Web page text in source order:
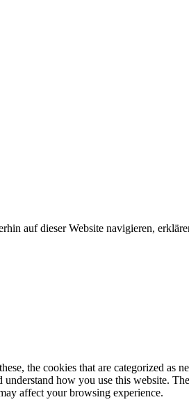
auf dieser Website navigieren,
the cookies that are categorized as
how you use this website.
affect your browsing experience.